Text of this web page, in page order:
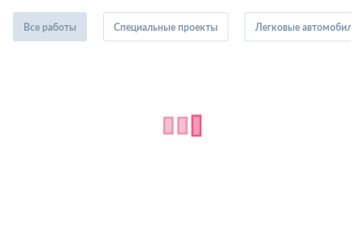
Все работы Специальные проекты Легковые автомобили